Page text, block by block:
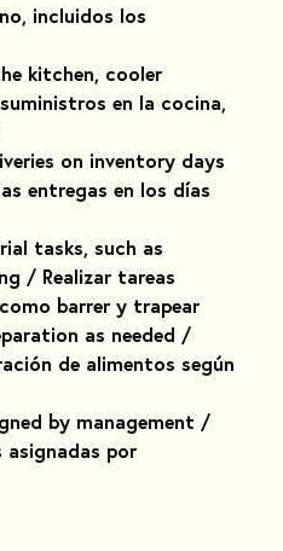
incluidos los
kitchen, cooler
en la cocina,
on inventory days
entregas en los días
tasks, such as
/ Realizar tareas
barrer y trapear
as needed /
de alimentos según
by management /
asignadas por